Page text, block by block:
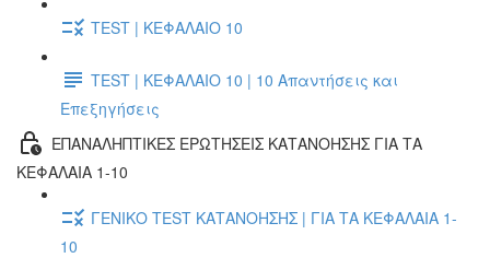
TEST | ΚΕΦΑΛΑΙΟ 10
TEST | ΚΕΦΑΛΑΙΟ 10 | 10 Απαντήσεις και
Επεξηγήσεις
ΕΠΑΝΑΛΗΠΤΙΚΕΣ ΕΡΩΤΗΣΕΙΣ ΚΑΤΑΝΟΗΣΗΣ ΓΙΑ ΤΑ
ΚΕΦΑΛΑΙΑ 1-10
ΓΕΝΙΚΟ TEST ΚΑΤΑΝΟΗΣΗΣ | ΓΙΑ ΤΑ ΚΕΦΑΛΑΙΑ 1-
10